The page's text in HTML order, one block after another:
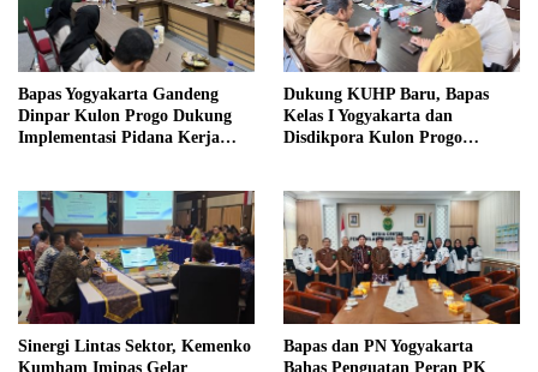
Bapas Yogyakarta Gandeng
Dinpar Kulon Progo Dukung
Implementasi Pidana Kerja
Dukung KUHP Baru, Bapas
Kelas I Yogyakarta dan
Disdikpora Kulon Progo
Sinergi Lintas Sektor, Kemenko
Kumham Imipas Gelar
Bapas dan PN Yogyakarta
Bahas Penguatan Peran PK